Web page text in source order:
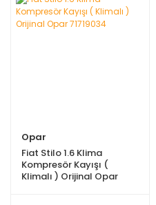
Opar
Fiat Stilo 1.6 Klima
Kompresör Kayışı (
Klimalı ) Orijinal Opar